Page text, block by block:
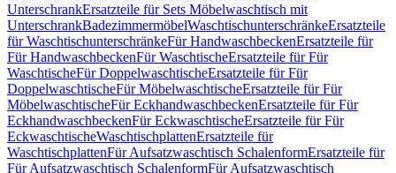
UnterschrankErsatzteile für Sets Möbelwaschtisch mit
UnterschrankBadezimmermöbelWaschtischunterschränkeErsatzteile
für WaschtischunterschränkeFür HandwaschbeckenErsatzteile für
Für HandwaschbeckenFür WaschtischeErsatzteile für Für
WaschtischeFür DoppelwaschtischeErsatzteile für Für
DoppelwaschtischeFür MöbelwaschtischeErsatzteile für Für
MöbelwaschtischeFür EckhandwaschbeckenErsatzteile für Für
EckhandwaschbeckenFür EckwaschtischeErsatzteile für Für
EckwaschtischeWaschtischplattenErsatzteile für
WaschtischplattenFür Aufsatzwaschtisch SchalenformErsatzteile für
Für Aufsatzwaschtisch SchalenformFür Aufsatzwaschtisch